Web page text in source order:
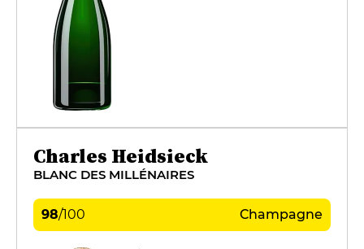
Charles Heidsieck
BLANC DES MILLÉNAIRES
98/100 Champagne